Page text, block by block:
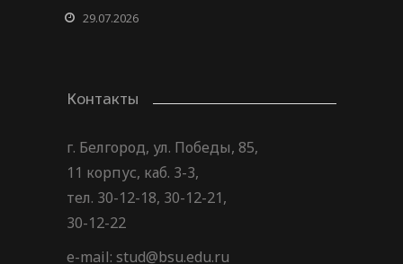
29.07.2026
Контакты
г. Белгород, ул. Победы, 85,
11 корпус, каб. 3-3,
тел. 30-12-18, 30-12-21,
30-12-22
e-mail: stud@bsu.edu.ru